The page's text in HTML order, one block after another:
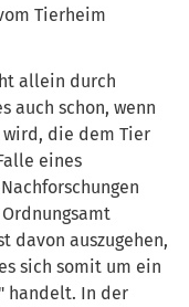
Tierheim
allein durch
auch schon, wenn
wird, die dem Tier
eines
davon auszugehen,
sich somit um ein
handelt. In der